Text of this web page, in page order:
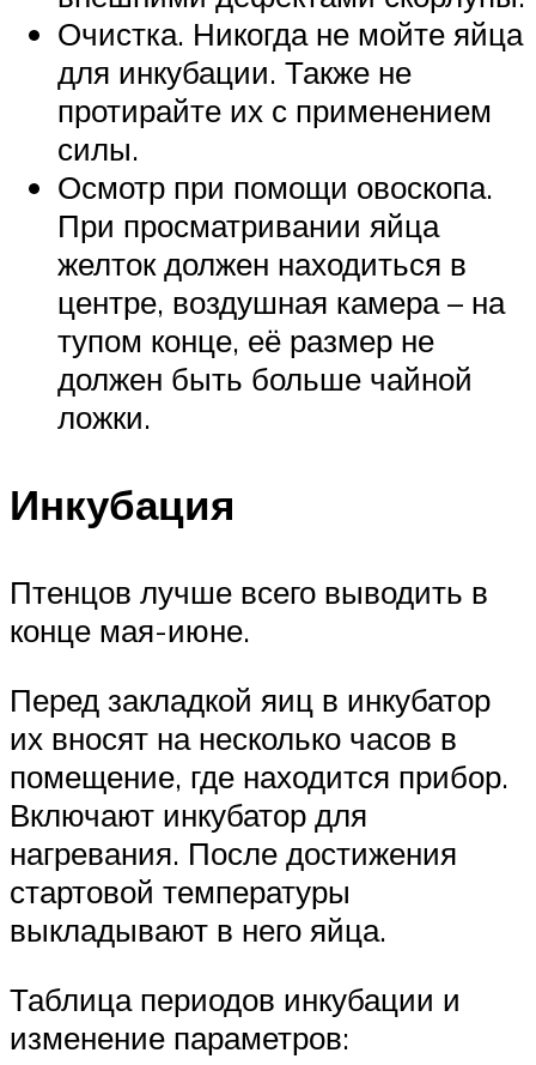
Очистка. Никогда не мойте яйца
для инкубации. Также не
протирайте их с применением
силы.
Осмотр при помощи овоскопа.
При просматривании яйца
желток должен находиться в
центре, воздушная камера – на
тупом конце, её размер не
должен быть больше чайной
ложки.
Инкубация
Птенцов лучше всего выводить в
конце мая-июне.
Перед закладкой яиц в инкубатор
их вносят на несколько часов в
помещение, где находится прибор.
Включают инкубатор для
нагревания. После достижения
стартовой температуры
выкладывают в него яйца.
Таблица периодов инкубации и
изменение параметров: